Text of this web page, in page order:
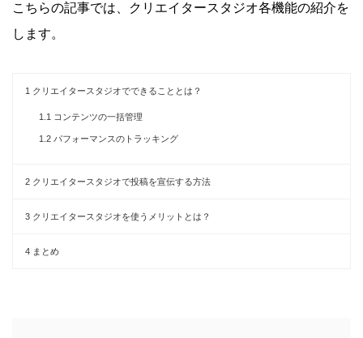
こちらの記事では、クリエイタースタジオ各機能の紹介を
します。
1 クリエイタースタジオでできることとは？
1.1 コンテンツの一括管理
1.2 パフォーマンスのトラッキング
2 クリエイタースタジオで投稿を宣伝する方法
3 クリエイタースタジオを使うメリットとは？
4 まとめ